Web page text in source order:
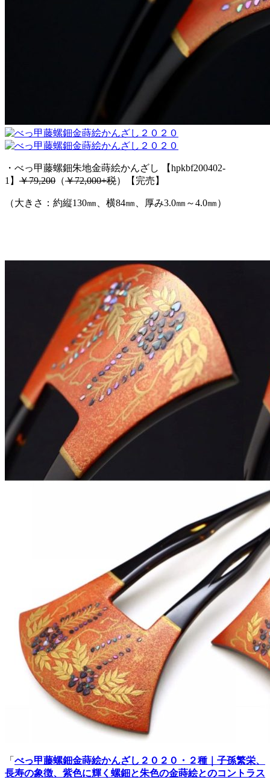
・べっ甲藤螺鈿朱地金蒔絵かんざし 【hpkbf200402-
1】 ￥79,200 （￥72,000+税）【完売】
（大きさ：約縦130㎜、横84㎜、厚み3.0㎜～4.0㎜）
「 べっ甲藤螺鈿金蒔絵かんざし２０２０・２種｜子孫繁栄、
長寿の象徴、紫色に輝く螺鈿と朱色の金蒔絵とのコントラス